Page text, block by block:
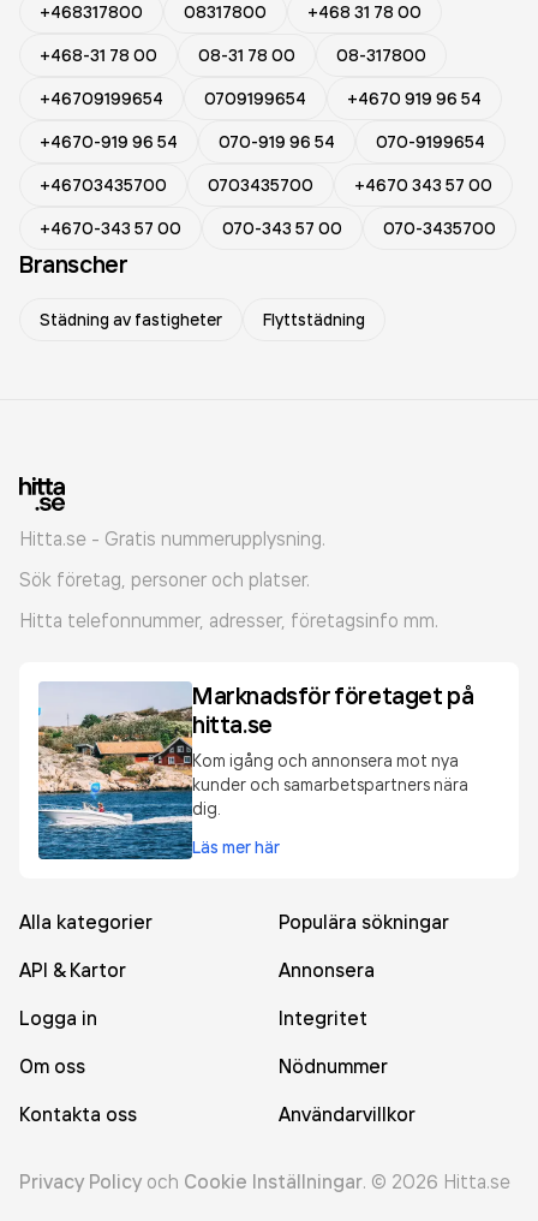
+468317800 08317800
+468 31 78 00
+468-31 78 00
08-31 78 00
08-317800
+46709199654
0709199654
+4670 919 96 54
+4670-919 96 54
070-919 96 54
070-9199654
+46703435700
0703435700
+4670 343 57 00
+4670-343 57 00
070-343 57 00 070-3435700
Branscher
Städning av fastigheter Flyttstädning
Hitta.se - Gratis nummerupplysning.
Sök företag, personer och platser.
Hitta telefonnummer, adresser, företagsinfo mm.
Marknadsför företaget på
hitta.se
Kom igång och annonsera mot nya
kunder och samarbetspartners nära
dig.
Läs mer här
Alla kategorier
Populära sökningar
API & Kartor
Annonsera
Logga in
Integritet
Om oss
Nödnummer
Kontakta oss
Användarvillkor
Privacy Policy och Cookie Inställningar. © 2026 Hitta.se